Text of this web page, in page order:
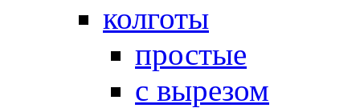
колготы
простые
с вырезом